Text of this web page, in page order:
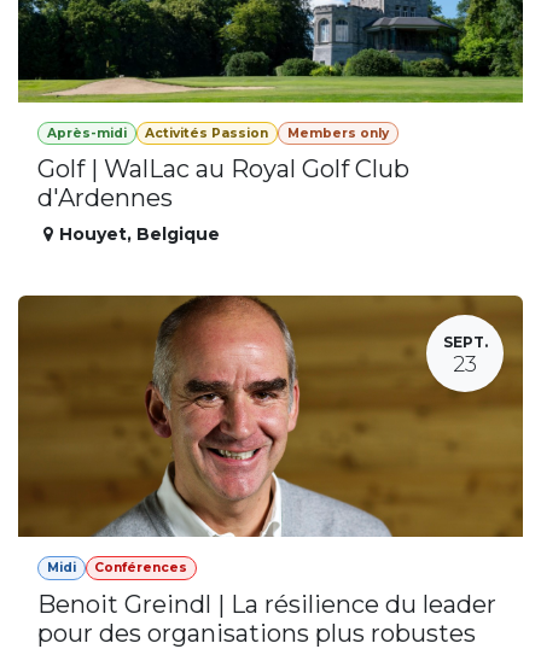
Après-midi Activités Passion Members only
Golf | WalLac au Royal Golf Club
d'Ardennes
Houyet, Belgique
SEPT.
23
Midi Conférences
Benoit Greindl | La résilience du leader
pour des organisations plus robustes